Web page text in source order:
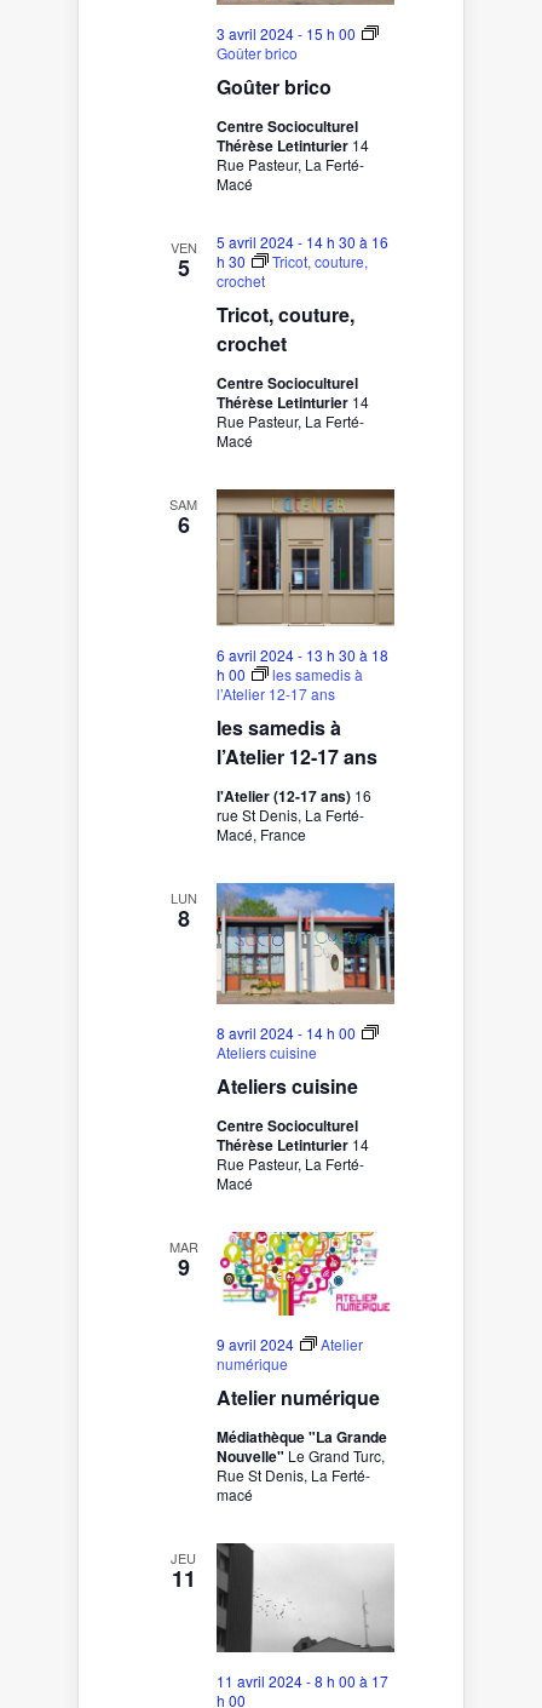
Goûter brico
3 avril 2024 - 15 h 00
Goûter brico
Centre Socioculturel
Thérèse Letinturier 14
Rue Pasteur, La Ferté-
Macé
VEN
5
Tricot, couture,
crochet
5 avril 2024 - 14 h 30 à 16
h 30
Tricot, couture,
crochet
Centre Socioculturel
Thérèse Letinturier 14
Rue Pasteur, La Ferté-
Macé
SAM
6
les samedis à
l’Atelier 12-17 ans
6 avril 2024 - 13 h 30 à 18
h 00
les samedis à
l’Atelier 12-17 ans
l'Atelier (12-17 ans) 16
rue St Denis, La Ferté-
Macé, France
LUN
8
Ateliers cuisine
8 avril 2024 - 14 h 00
Ateliers cuisine
Centre Socioculturel
Thérèse Letinturier 14
Rue Pasteur, La Ferté-
Macé
MAR
9
Atelier numérique
9 avril 2024
Atelier
numérique
Médiathèque "La Grande
Nouvelle" Le Grand Turc,
Rue St Denis, La Ferté-
macé
JEU
11
11 avril 2024 - 8 h 00 à 17
h 00